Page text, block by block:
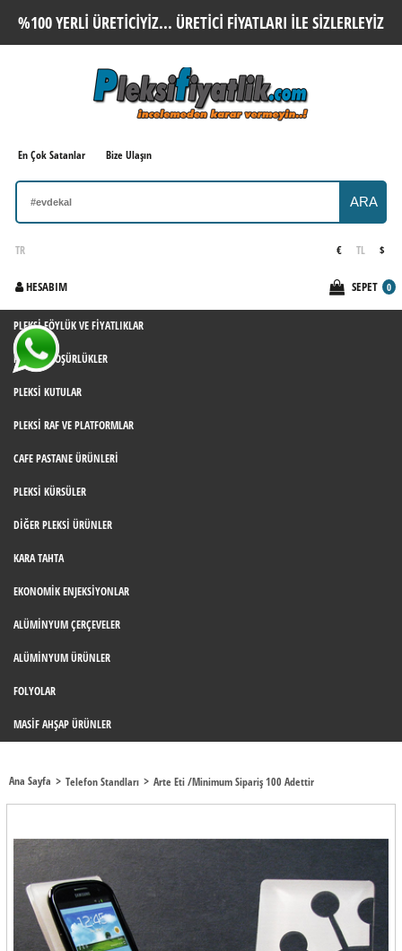
%100 YERLI ÜRETICIYIZ... ÜRETICI FIYATLARI ILE SIZLERLEYIZ
En Çok Satanlar Bize Ulaşın
ARA
TR
HESABIM
€ TL $
SEPET 0
PLEKSI FÖYLÜK VE FIYATLIKLAR
PLEKSI BROŞÜRLÜKLER
PLEKSI KUTULAR
PLEKSI RAF VE PLATFORMLAR
CAFE PASTANE ÜRÜNLERI
PLEKSI KÜRSÜLER
DIĞER PLEKSI ÜRÜNLER
KARA TAHTA
EKONOMIK ENJEKSIYONLAR
ALÜMINYUM ÇERÇEVELER
ALÜMINYUM ÜRÜNLER
FOLYOLAR
MASIF AHŞAP ÜRÜNLER
Ana Sayfa Telefon Standları Arte Eti /minimum Sipariş 100 Adettir